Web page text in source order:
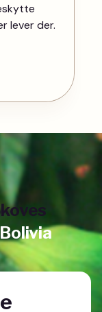
lever der.
Bolivia